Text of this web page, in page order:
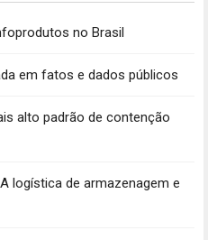
no Brasil
em fatos e dados públicos
alto padrão de contenção
logística de armazenagem e